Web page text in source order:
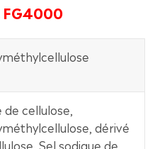
FG4000
cellulose,
dérivé
Sel sodique de